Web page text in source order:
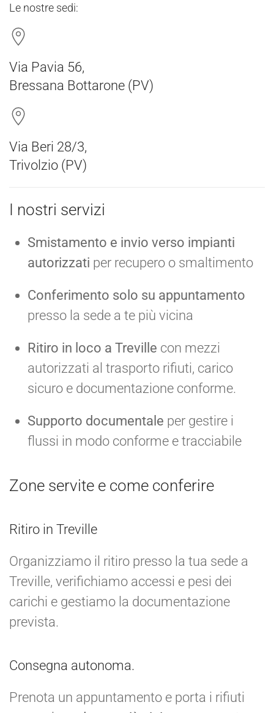
Le nostre sedi:
Via Pavia 56,
Bressana Bottarone (PV)
Via Beri 28/3,
Trivolzio (PV)
I nostri servizi
Smistamento e invio verso impianti
autorizzati per recupero o smaltimento
Conferimento solo su appuntamento
presso la sede a te più vicina
Ritiro in loco a Treville con mezzi
autorizzati al trasporto rifiuti, carico
sicuro e documentazione conforme.
Supporto documentale per gestire i
flussi in modo conforme e tracciabile
Zone servite e come conferire
Ritiro in Treville
Organizziamo il ritiro presso la tua sede a
Treville, verifichiamo accessi e pesi dei
carichi e gestiamo la documentazione
prevista.
Consegna autonoma.
Prenota un appuntamento e porta i rifiuti